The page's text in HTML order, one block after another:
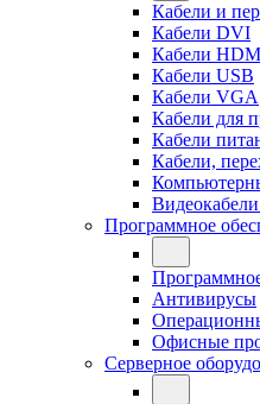
Кабели и
Кабели DVI
Кабели
Кабели USB
Кабели VGA
Кабели для
Кабели
Кабели,
Программное
Антивирусы
Офисные
Серверное